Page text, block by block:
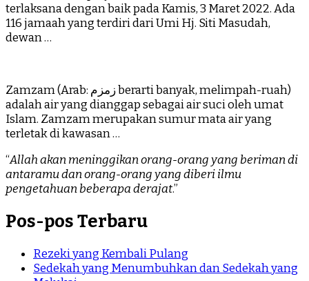
terlaksana dengan baik pada Kamis, 3 Maret 2022. Ada
116 jamaah yang terdiri dari Umi Hj. Siti Masudah,
dewan …
Zamzam (Arab: زمزم‎ berarti banyak, melimpah-ruah)
adalah air yang dianggap sebagai air suci oleh umat
Islam. Zamzam merupakan sumur mata air yang
terletak di kawasan …
“Allah akan meninggikan orang-orang yang beriman di
antaramu dan orang-orang yang diberi ilmu
pengetahuan beberapa derajat.”
Pos-pos Terbaru
Rezeki yang Kembali Pulang
Sedekah yang Menumbuhkan dan Sedekah yang